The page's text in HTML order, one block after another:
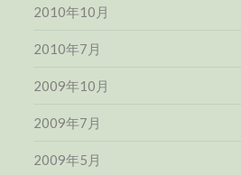
2010年10月
2010年7月
2009年10月
2009年7月
2009年5月